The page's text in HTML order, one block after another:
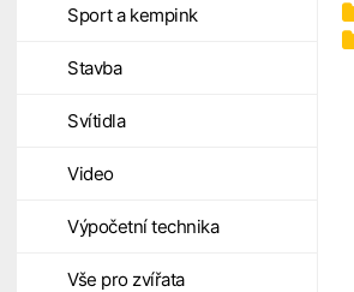
Sport a kempink
Stavba
Svítidla
Video
Výpočetní technika
Vše pro zvířata